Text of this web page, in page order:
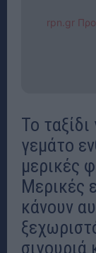
rpn.gr
Το ταξίδι
γεμάτο
μερικές
Μερικές
κάνουν
σιγουριά